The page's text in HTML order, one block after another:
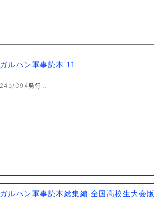
ガルパン軍事読本 11
24p/C94発行…..
ガルパン軍事読本総集編 全国高校生大会版